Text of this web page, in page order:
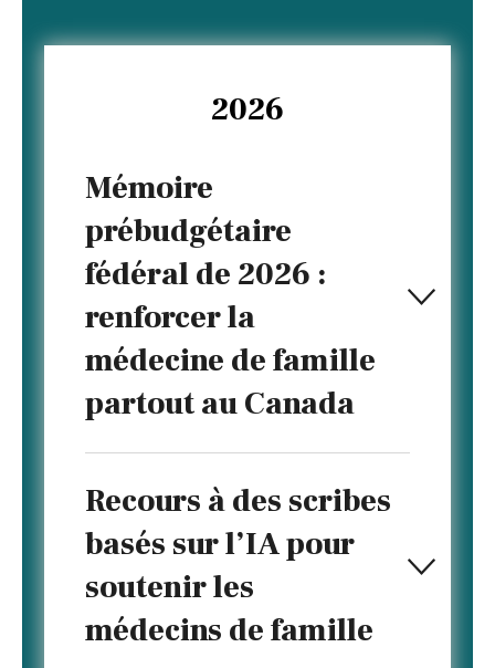
2026
Mémoire
prébudgétaire
fédéral de 2026 :
renforcer la
médecine de famille
partout au Canada
Recours à des scribes
basés sur l’IA pour
soutenir les
médecins de famille